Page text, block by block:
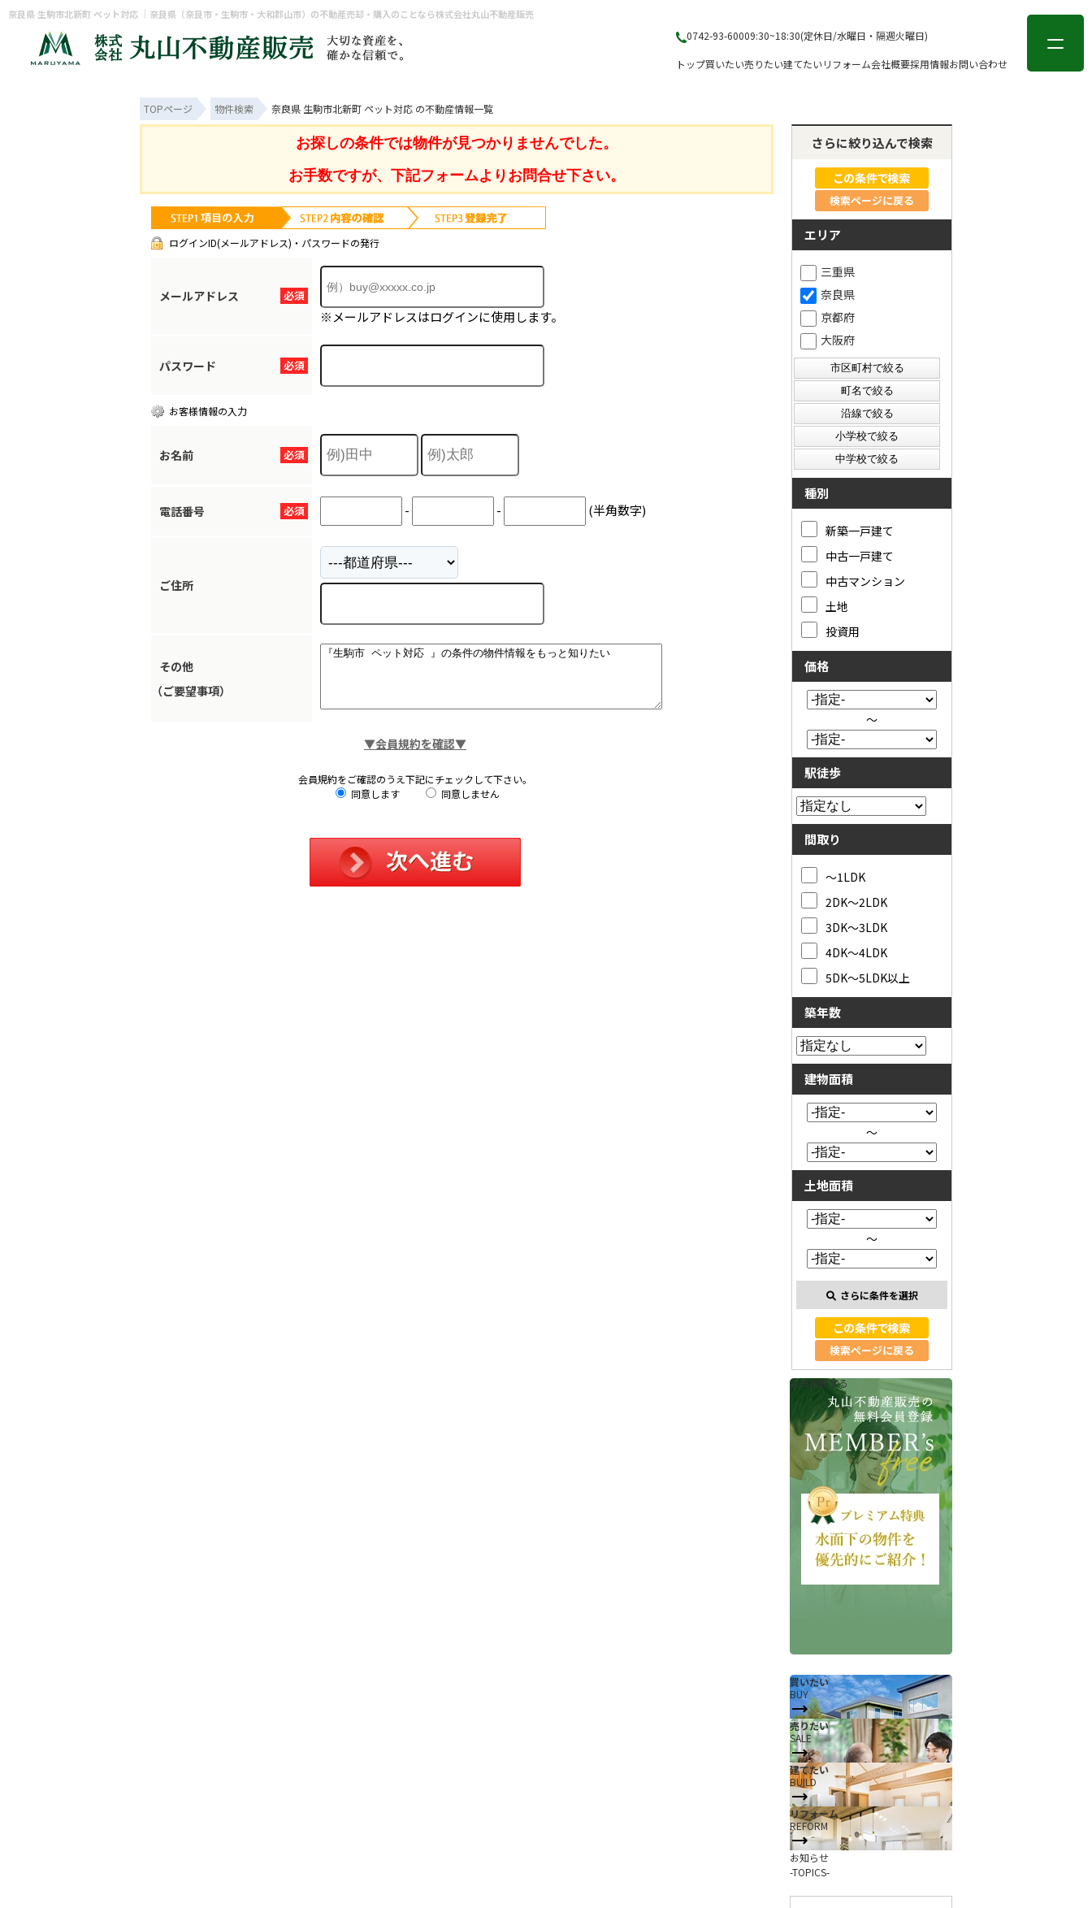
奈良県 生駒市北新町 ペット対応 ｜奈良県（奈良市・生駒市・大和郡山市）の不動産売却・購入のことなら株式会社丸山不動産販売
0742-93-60009:30~18:30(定休日/水曜日・隔週火曜日)
トップ買いたい売りたい建てたいリフォーム会社概要採用情報お問い合わせ
会員登録 ログイン
当社について
会社概要
香芝支店紹介ページ
採用情報
お知らせ
コラム
スタッフ紹介
お客様の声
来店予約
よくある質問
TOPページ 物件検索 奈良県 生駒市北新町 ペット対応 の不動産情報一覧
お探しの条件では物件が見つかりませんでした。
お手数ですが、下記フォームよりお問合せ下さい。
ログインID(メールアドレス)・パスワードの発行
必須
メールアドレス
※メールアドレスはログインに使用します。
必須
パスワード
お客様情報の入力
必須
お名前
必須
電話番号 - - (半角数字)
ご住所
その他
（ご要望事項）
▼会員規約を確認▼
会員規約をご確認のうえ下記にチェックして下さい。
同意します
同意しません
さらに絞り込んで検索
検索ページに戻る
エリア
三重県
奈良県
京都府
大阪府
種別
新築一戸建て
中古一戸建て
中古マンション
土地
投資用
価格
～
駅徒歩
間取り
～1LDK
2DK～2LDK
3DK～3LDK
4DK～4LDK
5DK～5LDK以上
築年数
建物面積
～
土地面積
～
さらに条件を選択
検索ページに戻る
会員登録する
買いたい
BUY
売りたい
SALE
建てたい
BUILD
リフォーム
REFORM
お知らせ
-TOPICS-